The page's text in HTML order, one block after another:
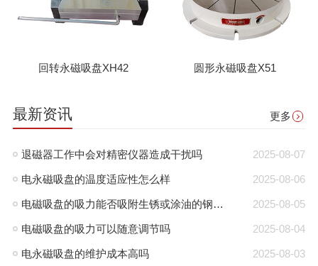
回转永磁吸盘XH42 圆形永磁吸盘X51
最新资讯 更多
2025-08-07
退磁器工作中会对精密仪器造成干扰吗
2025-08-06
电永磁吸盘的温度适应性怎么样
2025-08-05
电磁吸盘的吸力能否吸附生锈或涂油的钢板？
2025-08-04
电磁吸盘的吸力可以随意调节吗
2025-08-03
电永磁吸盘的维护成本高吗